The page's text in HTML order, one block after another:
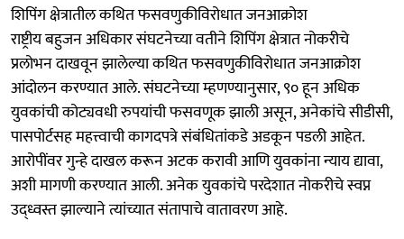
शिपिंग क्षेत्रातील कथित फसवणुकीविरोधात जनआक्रोश
राष्ट्रीय बहुजन अधिकार संघटनेच्या वतीने शिपिंग क्षेत्रात नोकरीचे
प्रलोभन दाखवून झालेल्या कथित फसवणुकीविरोधात जनआक्रोश
आंदोलन करण्यात आले. संघटनेच्या म्हणण्यानुसार, ९० हून अधिक
युवकांची कोट्यवधी रुपयांची फसवणूक झाली असून, अनेकांचे सीडीसी,
पासपोर्टसह महत्त्वाची कागदपत्रे संबंधितांकडे अडकून पडली आहेत.
आरोपींवर गुन्हे दाखल करून अटक करावी आणि युवकांना न्याय द्यावा,
अशी मागणी करण्यात आली. अनेक युवकांचे परदेशात नोकरीचे स्वप्न
उद्ध्वस्त झाल्याने त्यांच्यात संतापाचे वातावरण आहे.